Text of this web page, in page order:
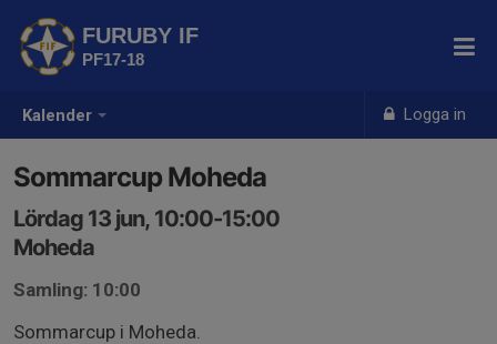
Kalender Logga in
FURUBY IF
PF17-18
Sommarcup Moheda
Lördag 13 jun, 10:00-15:00
Moheda
Samling: 10:00
Sommarcup i Moheda.